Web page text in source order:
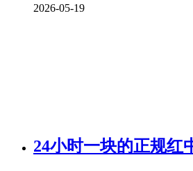
2026-05-19
24小时一块的正规红